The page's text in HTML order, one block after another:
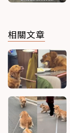
相關文章